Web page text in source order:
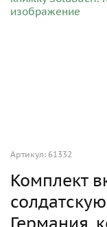
Артикул: 61332
Комплект